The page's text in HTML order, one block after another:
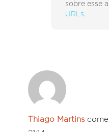
sobre esse
URLs.
Thiago Martins